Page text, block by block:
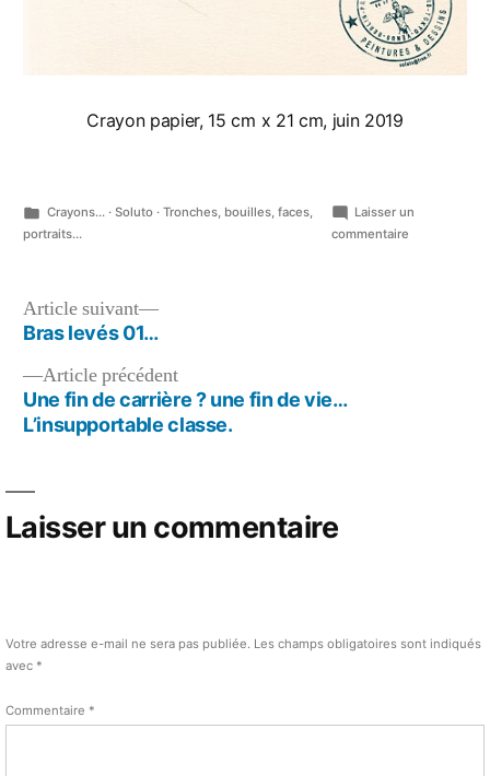
Crayon papier, 15 cm x 21 cm, juin 2019
Publié
dans
Crayons...· Soluto· Tronches, bouilles, faces,
portraits...
Laisser un
commentairesur
Navigation
de
l’article
Article précédentArticle
précédent :
Une fin de carrière ? une fin de vie…
L’insupportable classe.
Article suivant
Article
suivant :
Bras levés 01…
Laisser un commentaire
Votre adresse e-mail ne sera pas publiée. Les champs obligatoires sont indiqués
avec *
Commentaire *